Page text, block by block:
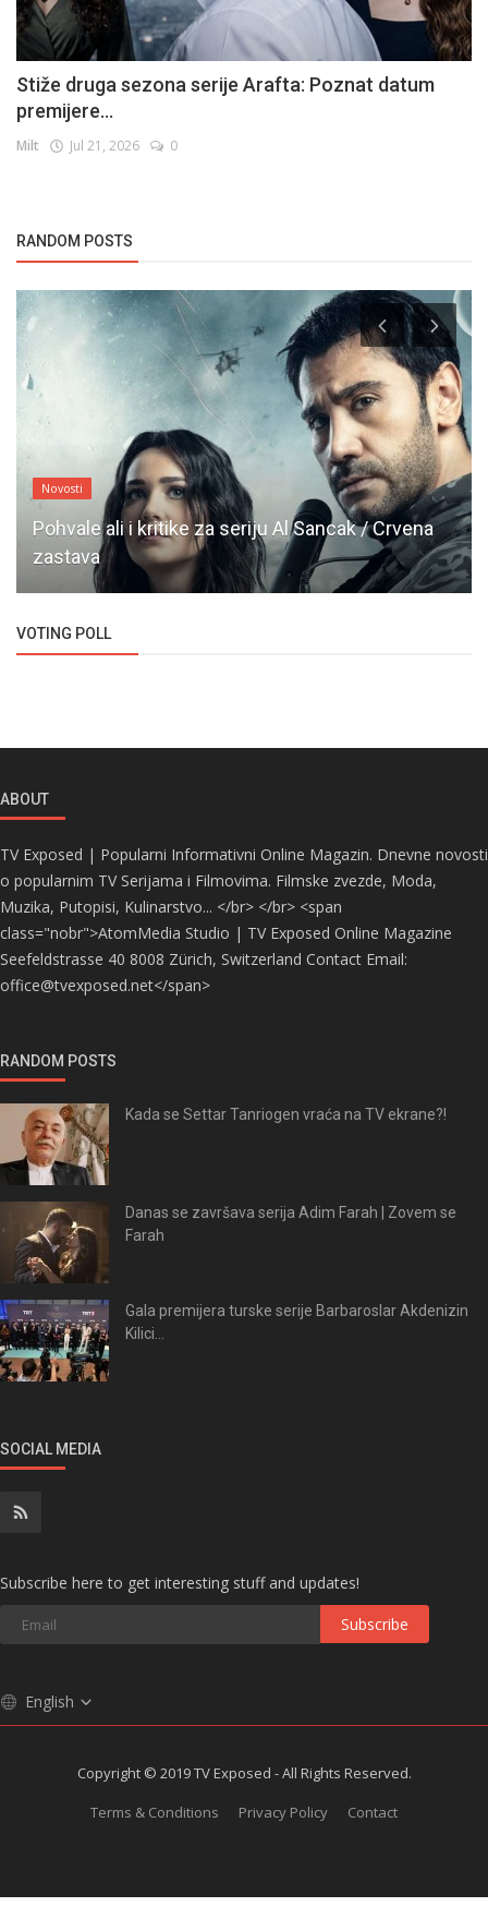
Stiže druga sezona serije Arafta: Poznat datum
premijere...
Milt Jul 21, 2026 0
RANDOM POSTS
Novosti
Pohvale ali i kritike za seriju Al Sancak / Crvena
zastava
VOTING POLL
ABOUT
TV Exposed | Popularni Informativni Online Magazin. Dnevne novosti
o popularnim TV Serijama i Filmovima. Filmske zvezde, Moda,
Muzika, Putopisi, Kulinarstvo... </br> </br> <span
class="nobr">AtomMedia Studio | TV Exposed Online Magazine
Seefeldstrasse 40 8008 Zürich, Switzerland Contact Email:
office@tvexposed.net</span>
RANDOM POSTS
Kada se Settar Tanriogen vraća na TV ekrane?!
Danas se završava serija Adim Farah | Zovem se
Farah
Gala premijera turske serije Barbaroslar Akdenizin
Kilici...
SOCIAL MEDIA
Subscribe here to get interesting stuff and updates!
Subscribe
English
Copyright © 2019 TV Exposed - All Rights Reserved.
Terms & Conditions
Privacy Policy Contact